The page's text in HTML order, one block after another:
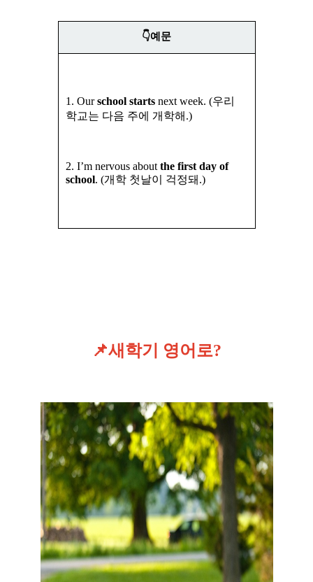
👇예문
1. Ourschool startsnext week. (우리
학교는 다음 주에 개학해.)
2. I’m nervous about the first day of
school. (개학 첫날이 걱정돼.)
📌새학기 영어로?